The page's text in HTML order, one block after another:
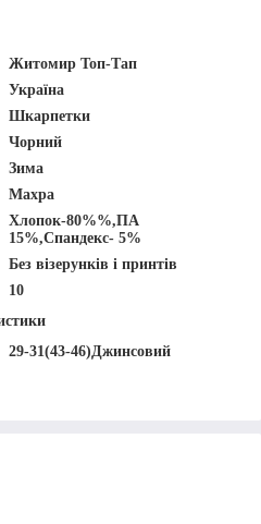
Житомир Топ-Тап
Україна
Шкарпетки
Чорний
Зима
Махра
Хлопок-80%%,ПА
15%,Спандекс- 5%
Без візерунків і принтів
10
29-31(43-46)Джинсовий